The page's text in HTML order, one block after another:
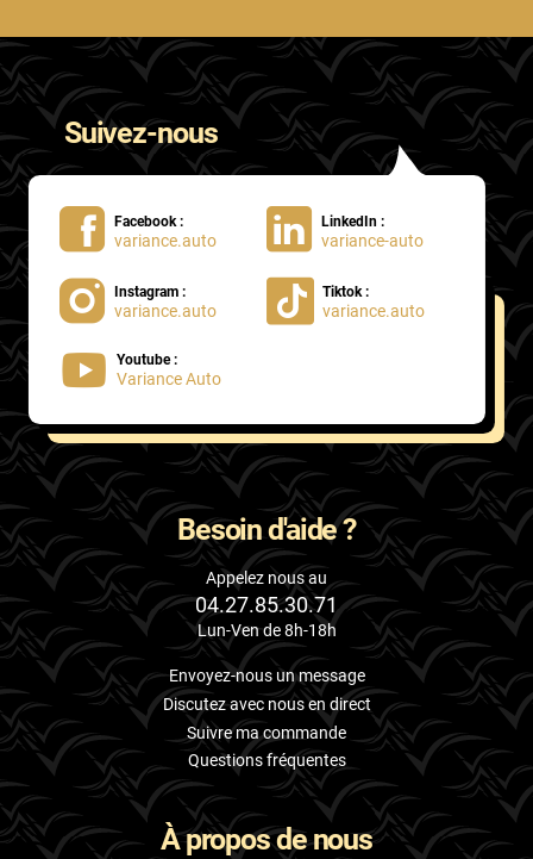
Ora
Peugeot
Plymouth
Pontiac
Porsche
Proton
Renault
Rolls
Rover
Saab
Santana
Saturn
Scania
Scion
Seat
Skoda
Suivez-nous
Facebook :
variance.auto
LinkedIn :
variance-auto
Instagram :
variance.auto
Tiktok :
variance.auto
Youtube :
Variance Auto
Besoin d'aide ?
Appelez nous au
04.27.85.30.71
Lun-Ven de 8h-18h
Envoyez-nous un message
Discutez avec nous en direct
Suivre ma commande
Questions fréquentes
À propos de nous